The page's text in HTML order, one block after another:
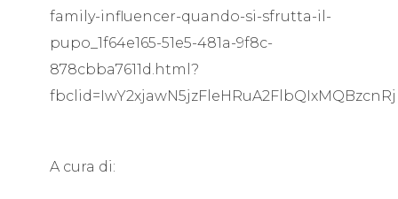
family-influencer-quando-si-sfrutta-il-
pupo_1f64e165-51e5-481a-9f8c-
878cbba7611d.html?
A cura di: